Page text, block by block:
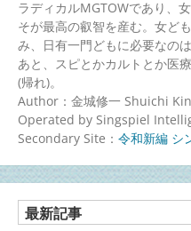
ラディカルMGTOWであり、
そが最高の叡智を産む。女ど
み、日有一門どもに必要なの
あと、スピとかカルトとか医
(帰れ)。
Author：金城修一 Shuichi
Operated by Singspiel
Secondary Site： 令和新編 シ
最新記事